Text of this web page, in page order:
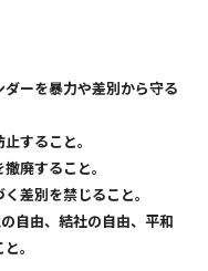
ーを暴力や差別から守る
すること。
廃すること。
差別を禁じること。
自由、結社の自由、平和
。